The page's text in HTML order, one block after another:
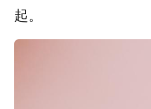
起。